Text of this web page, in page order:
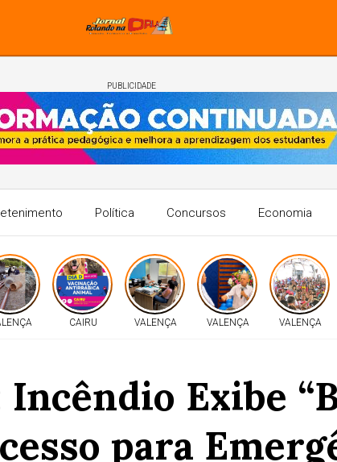
PUBLICIDADE
Política Concursos Economia
CAIRU VALENÇA VALENÇA VALENÇA
Incêndio Exibe
para